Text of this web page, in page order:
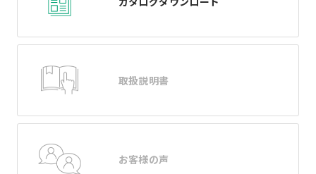
取扱説明書
お客様の声